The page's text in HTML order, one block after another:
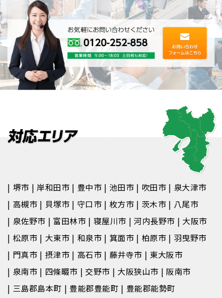
堺市 岸和田市 豊中市 池田市 吹田市
泉大津市
高槻市
貝塚市 守口市 枚方市 茨木市
八尾市
泉佐野市
富田林市 寝屋川市 河内長野市
大阪市
松原市
大東市 和泉市 箕面市 柏原市
羽曳野市
門真市
摂津市 高石市 藤井寺市
東大阪市
泉南市
四條畷市 交野市 大阪狭山市
阪南市
三島郡島本町
豊能郡豊能町
豊能郡能勢町